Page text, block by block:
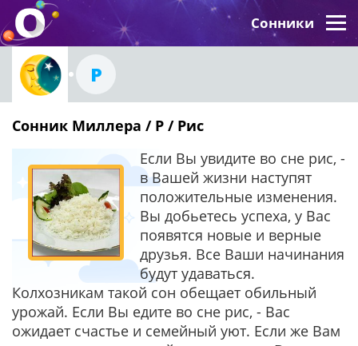
Сонники
Р
Сонник Миллера / Р / Рис
Если Вы увидите во сне рис, -
в Вашей жизни наступят
положительные изменения.
Вы добьетесь успеха, у Вас
появятся новые и верные
друзья. Все Ваши начинания
будут удаваться.
Колхозникам такой сон обещает обильный
урожай. Если Вы едите во сне рис, - Вас
ожидает счастье и семейный уют. Если же Вам